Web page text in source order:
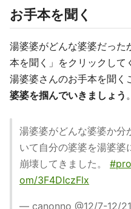
お手本を聞く
湯婆婆がどんな婆婆だった
本を聞く」をクリックして
湯婆婆さんのお手本を聞く
婆婆を掴んでいきましょう 。
湯婆婆がどんな婆婆か分
いて自分の婆婆を湯婆婆
崩壊してきました。
om/3F4DIczFlx
— canonno @12/7-12/